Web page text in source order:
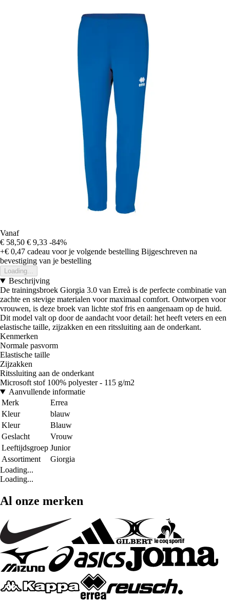
Vanaf
€ 58,50 € 9,33 -84%
+€ 0,47 cadeau voor je volgende bestelling Bijgeschreven na
bevestiging van je bestelling
Loading...
Beschrijving
De trainingsbroek Giorgia 3.0 van Erreà is de perfecte combinatie van
zachte en stevige materialen voor maximaal comfort. Ontworpen voor
vrouwen, is deze broek van lichte stof fris en aangenaam op de huid.
Dit model valt op door de aandacht voor detail: het heeft veters en een
elastische taille, zijzakken en een ritssluiting aan de onderkant.
Kenmerken
Normale pasvorm
Elastische taille
Zijzakken
Ritssluiting aan de onderkant
Microsoft stof 100% polyester - 115 g/m2
Aanvullende informatie
Merk
Errea
Kleur
blauw
Kleur
Blauw
Geslacht
Vrouw
Leeftijdsgroep Junior
Assortiment
Giorgia
Loading...
Loading...
Al onze merken